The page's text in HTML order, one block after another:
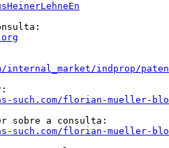
internal_market/indprop/
such.com/florian-mueller-
such.com/florian-mueller-